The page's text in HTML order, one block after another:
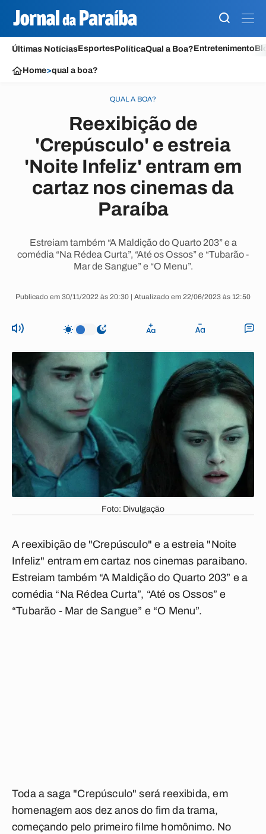
Últimas NotíciasEsportesPolíticaQual a Boa?Entretenimento
Home>qual a boa?
QUAL A BOA?
Reexibição de
'Crepúsculo' e estreia
'Noite Infeliz' entram em
cartaz nos cinemas da
Paraíba
Estreiam também “A Maldição do Quarto 203” e a
comédia “Na Rédea Curta”, “Até os Ossos” e “Tubarão -
Mar de Sangue” e “O Menu”.
Publicado em 30/11/2022 às 20:30 | Atualizado em 22/06/2023 às 12:50
Foto: Divulgação
A reexibição de "Crepúsculo" e a estreia "Noite
Infeliz" entram em cartaz nos cinemas paraibano.
Estreiam também “A Maldição do Quarto 203” e a
comédia “Na Rédea Curta”, “Até os Ossos” e
“Tubarão - Mar de Sangue” e “O Menu”.
Toda a saga "Crepúsculo" será reexibida, em
homenagem aos dez anos do fim da trama,
começando pelo primeiro filme homônimo. No